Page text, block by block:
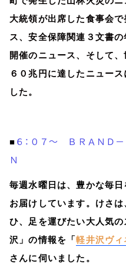
大統領が出席した食事会
ス、安全保障関連３文書
開催のニュース、そして
６０兆円に達したニュー
した。
■ ６：０７～ ＢＲＡＮＤ
Ｎ
毎週水曜日は、豊かな毎
お届けしています。けさ
ひ、足を運びたい大人気
沢」の情報を「軽井沢ヴィ
さんに伺いました。